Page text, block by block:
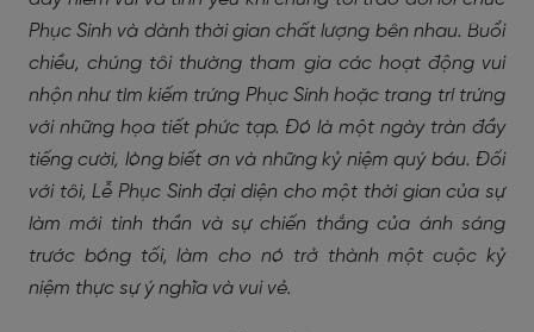
Phục Sinh và dành thời gian chất lượng bên nhau. Buổi
chiều, chúng tôi thường tham gia các hoạt động vui
nhộn như tìm kiếm trứng Phục Sinh hoặc trang trí trứng
với những họa tiết phức tạp. Đó là một ngày tràn đầy
tiếng cười, lòng biết ơn và những kỷ niệm quý báu. Đối
với tôi, Lễ Phục Sinh đại diện cho một thời gian của sự
làm mới tinh thần và sự chiến thắng của ánh sáng
trước bóng tối, làm cho nó trở thành một cuộc kỷ
niệm thực sự ý nghĩa và vui vẻ.